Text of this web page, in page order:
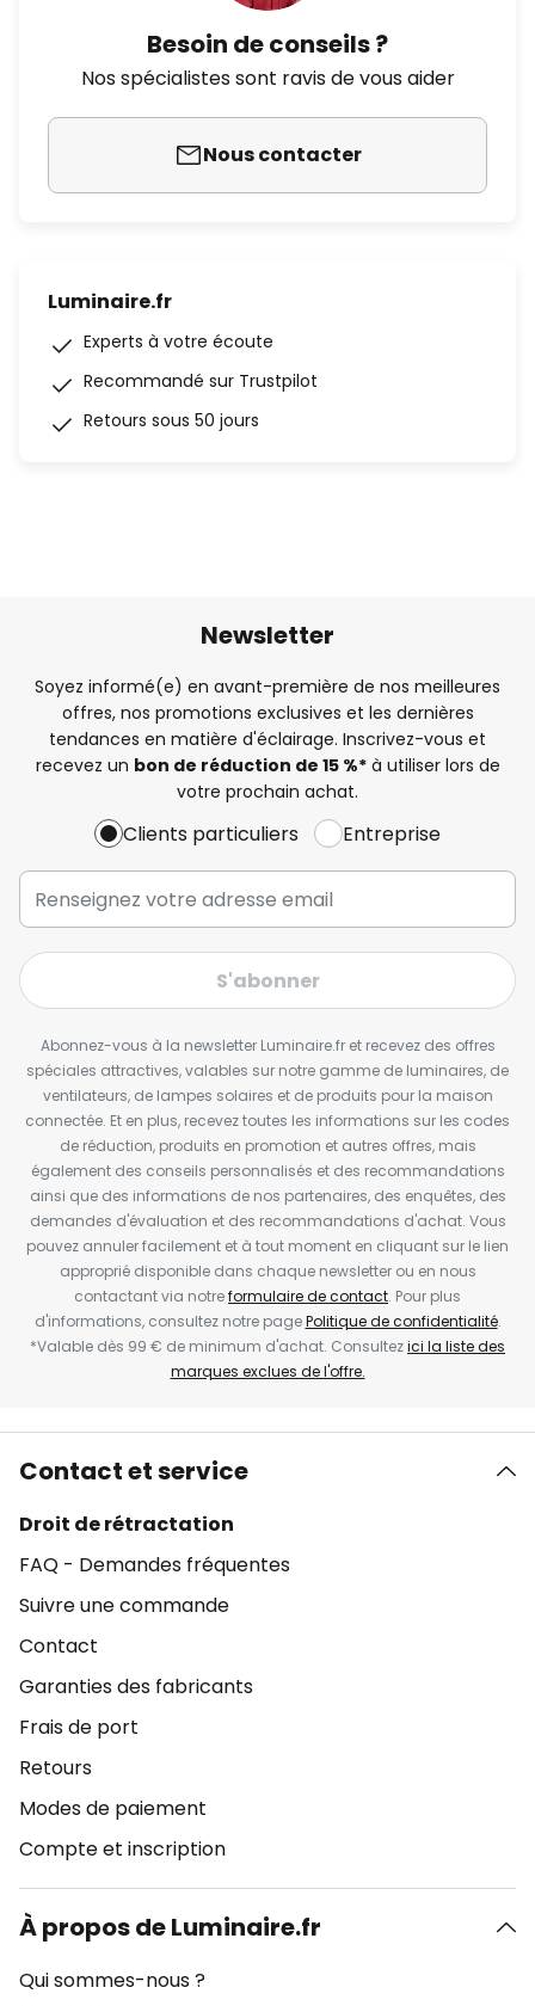
Besoin de conseils ?
Nos spécialistes sont ravis de vous aider
Nous contacter
Luminaire.fr
Experts à votre écoute
Recommandé sur Trustpilot
Retours sous 50 jours
Newsletter
Soyez informé(e) en avant-première de nos meilleures
offres, nos promotions exclusives et les dernières
tendances en matière d'éclairage. Inscrivez-vous et
recevez un bon de réduction de 15 %*à utiliser lors de
votre prochain achat.
Clients particuliers Entreprise
S'abonner
Abonnez-vous à la newsletter Luminaire.fr et recevez des offres
spéciales attractives, valables sur notre gamme de luminaires, de
ventilateurs, de lampes solaires et de produits pour la maison
connectée. Et en plus, recevez toutes les informations sur les codes
de réduction, produits en promotion et autres offres, mais
également des conseils personnalisés et des recommandations
ainsi que des informations de nos partenaires, des enquêtes, des
demandes d'évaluation et des recommandations d'achat. Vous
pouvez annuler facilement et à tout moment en cliquant sur le lien
approprié disponible dans chaque newsletter ou en nous
contactant via notreformulaire de contact. Pour plus
d'informations, consultez notre pagePolitique de confidentialité.
*Valable dès 99 € de minimum d'achat. Consultezici la liste des
marques exclues de l'offre.
Contact et service
Droit de rétractation
FAQ - Demandes fréquentes
Suivre une commande
Contact
Garanties des fabricants
Frais de port
Retours
Modes de paiement
Compte et inscription
À propos de Luminaire.fr
Qui sommes-nous ?